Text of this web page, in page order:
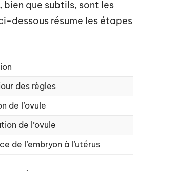
bien que subtils, sont les
dessous résume les étapes
des règles
de l’ovule
de l’ovule
de l’embryon à l’utérus